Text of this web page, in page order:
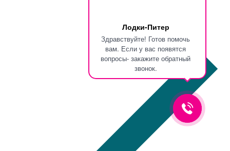
Лодки-Питер
Здравствуйте! Готов помочь
вам. Если у вас появятся
вопросы- закажите обратный
звонок.